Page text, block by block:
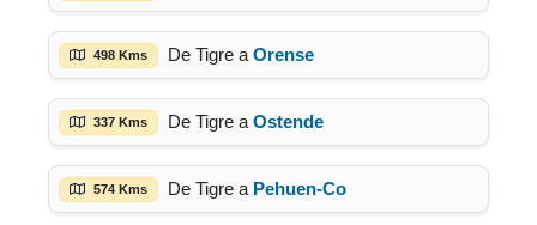
498 Kms De Tigre a Orense
337 Kms De Tigre a Ostende
574 Kms De Tigre a Pehuen-Co